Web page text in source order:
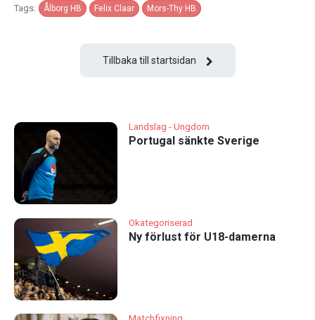
Tags: Ålborg HB Felix Claar Mors-Thy HB
Tillbaka till startsidan
Landslag - Ungdom
Portugal sänkte Sverige
Okategoriserad
Ny förlust för U18-damerna